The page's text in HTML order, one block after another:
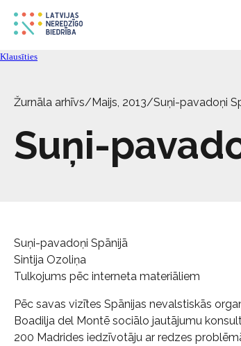
Klausīties
Žurnāla arhīvs/Maijs, 2013/Suņi-pavadoņi
Suņi-
Suņi-pavadoņi Spānijā
Sintija Ozoliņa
Tulkojums pēc interneta materiāliem
Pēc savas vizītes Spānijas nevalstiskās
Boadilja del Montē sociālo jautājumu
200 Madrides iedzīvotāju ar redzes